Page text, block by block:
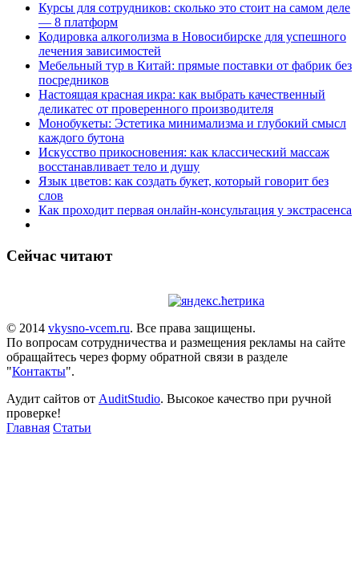
Курсы для сотрудников: сколько это стоит на самом деле
— 8 платформ
Кодировка алкоголизма в Новосибирске для успешного
лечения зависимостей
Мебельный тур в Китай: прямые поставки от фабрик без
посредников
Настоящая красная икра: как выбрать качественный
деликатес от проверенного производителя
Монобукеты: Эстетика минимализма и глубокий смысл
каждого бутона
Искусство прикосновения: как классический массаж
восстанавливает тело и душу
Язык цветов: как создать букет, который говорит без
слов
Как проходит первая онлайн-консультация у экстрасенса
Сейчас читают
© 2014 vkysno-vcem.ru. Все права защищены.
По вопросам сотрудничества и размещения рекламы на сайте
обращайтесь через форму обратной связи в разделе
"Контакты".
Аудит сайтов от AuditStudio. Высокое качество при ручной
проверке!
Главная Статьи